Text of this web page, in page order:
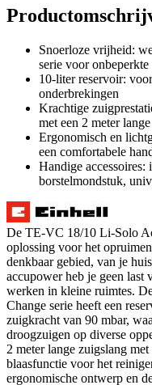
Snoerloze vrijheid:
serie voor
10-liter reservoir:
onderbrekingen
Krachtige
met een 2 meter
Ergonomisch en
een comfortabele
Handige
borstelmondstuk,
De TE-VC 18/10 Li-Solo
oplossing voor het
denkbaar gebied, van je
accupower heb je geen last
werken in kleine ruimtes.
Change serie heeft een
zuigkracht van 90 mbar,
droogzuigen op diverse
2 meter lange zuigslang
blaasfunctie voor het
ergonomische ontwerp en